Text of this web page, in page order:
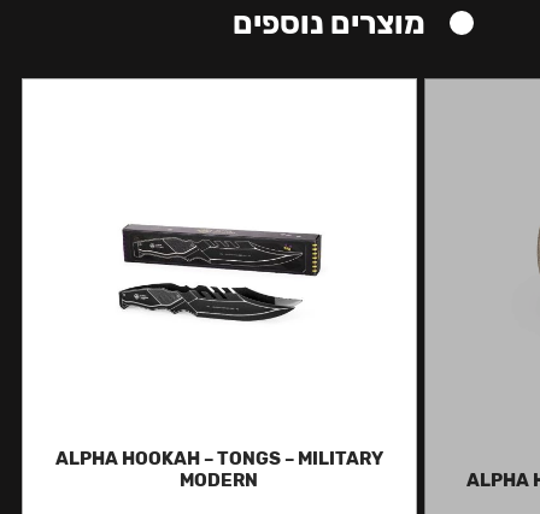
מוצרים נוספים
ALPHA
ALPHA HOOKAH – TONGS – MILITARY
MODERN